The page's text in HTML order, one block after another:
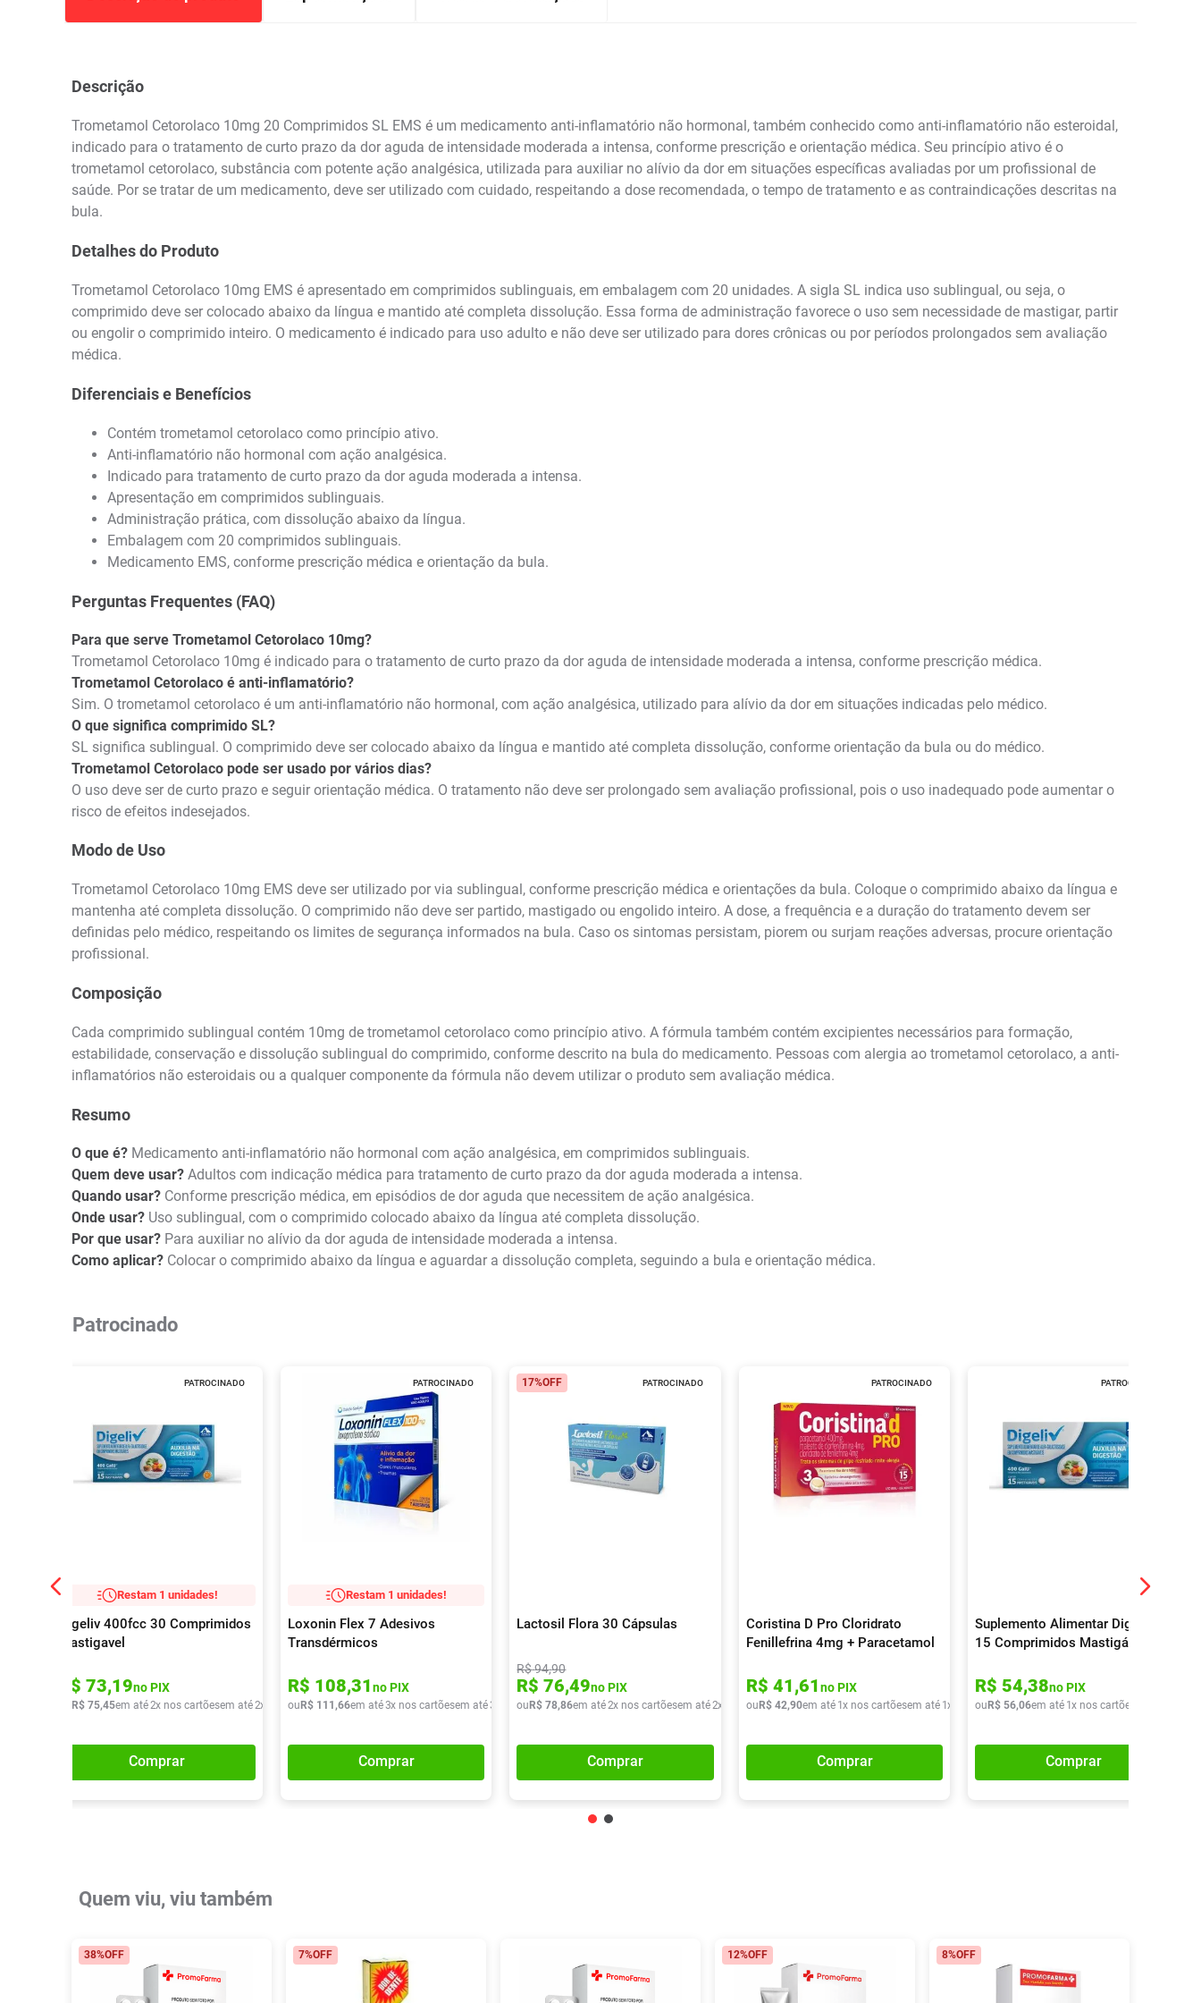
Descrição
Trometamol Cetorolaco 10mg 20 Comprimidos SL EMS é um medicamento anti-inflamatório não hormonal, também conhecido como anti-inflamatório não esteroidal,
indicado para o tratamento de curto prazo da dor aguda de intensidade moderada a intensa, conforme prescrição e orientação médica. Seu princípio ativo é o
trometamol cetorolaco, substância com potente ação analgésica, utilizada para auxiliar no alívio da dor em situações específicas avaliadas por um profissional de
saúde. Por se tratar de um medicamento, deve ser utilizado com cuidado, respeitando a dose recomendada, o tempo de tratamento e as contraindicações descritas na
bula.
Detalhes do Produto
Trometamol Cetorolaco 10mg EMS é apresentado em comprimidos sublinguais, em embalagem com 20 unidades. A sigla SL indica uso sublingual, ou seja, o
comprimido deve ser colocado abaixo da língua e mantido até completa dissolução. Essa forma de administração favorece o uso sem necessidade de mastigar, partir
ou engolir o comprimido inteiro. O medicamento é indicado para uso adulto e não deve ser utilizado para dores crônicas ou por períodos prolongados sem avaliação
médica.
Diferenciais e Benefícios
Contém trometamol cetorolaco como princípio ativo.
Anti-inflamatório não hormonal com ação analgésica.
Indicado para tratamento de curto prazo da dor aguda moderada a intensa.
Apresentação em comprimidos sublinguais.
Administração prática, com dissolução abaixo da língua.
Embalagem com 20 comprimidos sublinguais.
Medicamento EMS, conforme prescrição médica e orientação da bula.
Perguntas Frequentes (FAQ)
Para que serve Trometamol Cetorolaco 10mg?
Trometamol Cetorolaco 10mg é indicado para o tratamento de curto prazo da dor aguda de intensidade moderada a intensa, conforme prescrição médica.
Trometamol Cetorolaco é anti-inflamatório?
Sim. O trometamol cetorolaco é um anti-inflamatório não hormonal, com ação analgésica, utilizado para alívio da dor em situações indicadas pelo médico.
O que significa comprimido SL?
SL significa sublingual. O comprimido deve ser colocado abaixo da língua e mantido até completa dissolução, conforme orientação da bula ou do médico.
Trometamol Cetorolaco pode ser usado por vários dias?
O uso deve ser de curto prazo e seguir orientação médica. O tratamento não deve ser prolongado sem avaliação profissional, pois o uso inadequado pode aumentar o
risco de efeitos indesejados.
Modo de Uso
Trometamol Cetorolaco 10mg EMS deve ser utilizado por via sublingual, conforme prescrição médica e orientações da bula. Coloque o comprimido abaixo da língua e
mantenha até completa dissolução. O comprimido não deve ser partido, mastigado ou engolido inteiro. A dose, a frequência e a duração do tratamento devem ser
definidas pelo médico, respeitando os limites de segurança informados na bula. Caso os sintomas persistam, piorem ou surjam reações adversas, procure orientação
profissional.
Composição
Cada comprimido sublingual contém 10mg de trometamol cetorolaco como princípio ativo. A fórmula também contém excipientes necessários para formação,
estabilidade, conservação e dissolução sublingual do comprimido, conforme descrito na bula do medicamento. Pessoas com alergia ao trometamol cetorolaco, a anti-
inflamatórios não esteroidais ou a qualquer componente da fórmula não devem utilizar o produto sem avaliação médica.
Resumo
O que é? Medicamento anti-inflamatório não hormonal com ação analgésica, em comprimidos sublinguais.
Quem deve usar? Adultos com indicação médica para tratamento de curto prazo da dor aguda moderada a intensa.
Quando usar? Conforme prescrição médica, em episódios de dor aguda que necessitem de ação analgésica.
Onde usar? Uso sublingual, com o comprimido colocado abaixo da língua até completa dissolução.
Por que usar? Para auxiliar no alívio da dor aguda de intensidade moderada a intensa.
Como aplicar? Colocar o comprimido abaixo da língua e aguardar a dissolução completa, seguindo a bula e orientação médica.
Patrocinado
PATROCINADO
Restam 1 unidades!
Digeliv 400fcc 30 Comprimidos
Mastigavel
R$ 73,19no PIX
R$ 75,45em até2x nos cartõesem até2x de R$ 37,72
Comprar
PATROCINADO
Restam 1 unidades!
Loxonin Flex 7 Adesivos
Transdérmicos
R$ 108,31no PIX
ouR$ 111 ,66em até3x nos cartõesem até3 R$ 37,22
Comprar
PATROCINADO
17%OFF
Lactosil Flora 30 Cápsulas
R$94,90
R$ 76,49no PIX
ouR$ 78,86em até2x nos cartõesem até2x de R$ 39,43
Comprar
PATROCINADO
Coristina D Pro Cloridrato
Fenillefrina 4mg + Paracetamol
Clorfeniramina 4mg 16
Comprimidos
R$ 41,61no PIX
ouR$ 42,90em até 1x nos cartõesem até 1x de R$ 42,90
Comprar
PATROCINADO
Suplemento Alimentar Digeliv
15 Comprimidos Mastigáveis
R$ 54,38no PIX
ouR$ 56,06em até 1x nos cartões
Comprar
Quem viu, viu também
38%OFF 7%OFF 12%OFF 8%OFF